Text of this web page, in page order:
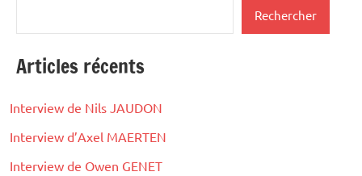
Rechercher
Articles récents
Interview de Nils JAUDON
Interview d’Axel MAERTEN
Interview de Owen GENET